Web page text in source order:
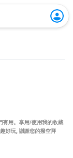
有用。享用/使用我的收藏
好玩, 謝謝您的撥空拜